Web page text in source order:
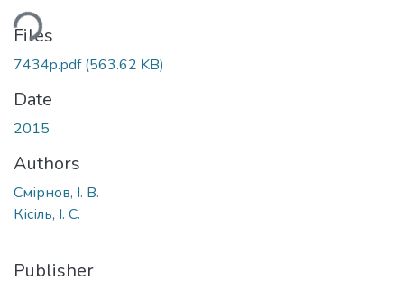
Files
7434p.pdf(563.62 KB)
Date
2015
Authors
Смірнов, І. В.
Кісіль, І. С.
Publisher